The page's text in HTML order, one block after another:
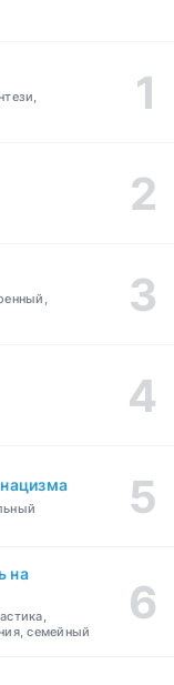
на
семейный